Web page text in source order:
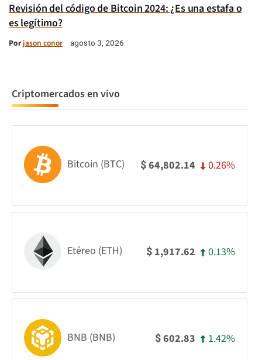
Revisión del código de Bitcoin 2024: ¿Es una estafa o
es legítimo?
Porjason conor agosto 3, 2026
Criptomercados en vivo
Bitcoin (BTC) $64,802.14 0.26%
Etéreo (ETH) $ 1,917.62 0.13%
BNB (BNB) $602.83 1.42%